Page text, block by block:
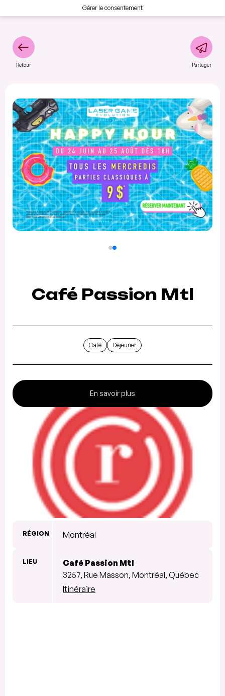
Gérer le consentement
Retour Partager
Café Passion Mtl
Café Déjeuner
En savoir plus
RÉGION Montréal
LIEU
Café Passion Mtl
3257, Rue Masson, Montréal, Québec
Itinéraire